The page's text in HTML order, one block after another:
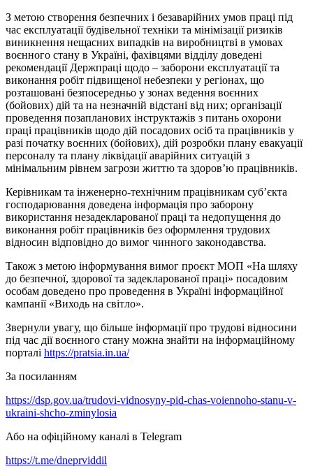
З метою створення безпечних і безаварійних умов праці під
час експлуатації будівельної техніки та мінімізації ризиків
виникнення нещасних випадків на виробництві в умовах
воєнного стану в Україні, фахівцями відділу доведені
рекомендації Держпраці щодо – заборони експлуатації та
виконання робіт підвищеної небезпеки у регіонах, що
розташовані безпосередньо у зонах ведення воєнних
(бойових) дій та на незначній відстані від них; організації
проведення позапланових інструктажів з питань охорони
праці працівників щодо дій посадових осіб та працівників у
разі початку воєнних (бойових), дій розробки плану евакуації
персоналу та плану ліквідації аварійних ситуацій з
мінімальним рівнем загрози життю та здоров’ю працівників.
Керівникам та інженерно-технічним працівникам суб’єкта
господарювання доведена інформація про заборону
використання незадекларованої праці та недопущення до
виконання робіт працівників без оформлення трудових
відносин відповідно до вимог чинного законодавства.
Також з метою інформування вимог проєкт МОП «На шляху
до безпечної, здорової та задекларованої праці» посадовим
особам доведено про проведення в Україні інформаційної
кампанії «Виходь на світло».
Звернули увагу, що більше інформації про трудові відносини
під час дії воєнного стану можна знайти на інформаційному
порталі https://pratsia.in.ua/
За посиланням
https://dsp.gov.ua/trudovi-vidnosyny-pid-chas-voiennoho-stanu-v-
ukraini-shcho-zminylosia
Або на офіційному каналі в Telegram
https://t.me/dneprviddil